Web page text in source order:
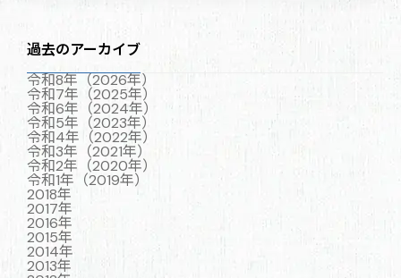
過去のアーカイブ
令和8年（2026年）
令和7年（2025年）
令和6年（2024年）
令和5年（2023年）
令和4年（2022年）
令和3年（2021年）
令和2年（2020年）
令和1年（2019年）
2018年
2017年
2016年
2015年
2014年
2013年